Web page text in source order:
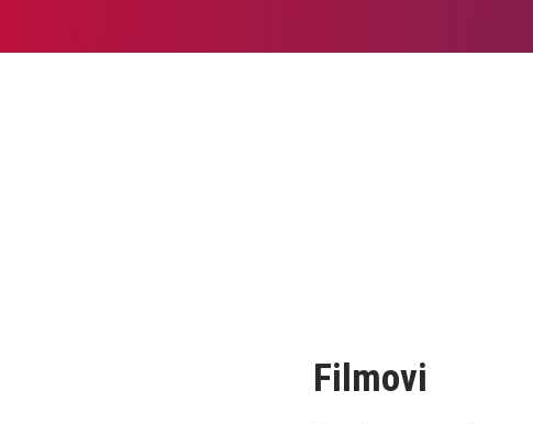
Filmovi